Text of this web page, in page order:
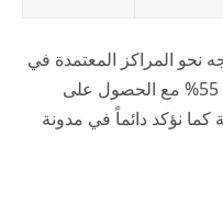
نحو المراكز المعتمدة في
تركيا قد يحقق توفيراً مالياً يصل إلى 55% مع الحصول على
كما نؤكد دائماً في مدونة